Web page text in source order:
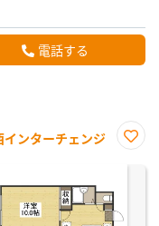
電話する
ンターチェンジ
に入